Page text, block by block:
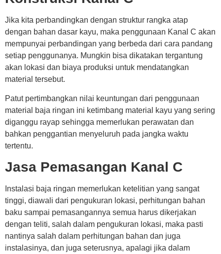
Jika kita perbandingkan dengan struktur rangka atap
dengan bahan dasar kayu, maka penggunaan Kanal C akan
mempunyai perbandingan yang berbeda dari cara pandang
setiap penggunanya. Mungkin bisa dikatakan tergantung
akan lokasi dan biaya produksi untuk mendatangkan
material tersebut.
Patut pertimbangkan nilai keuntungan dari penggunaan
material baja ringan ini ketimbang material kayu yang sering
diganggu rayap sehingga memerlukan perawatan dan
bahkan penggantian menyeluruh pada jangka waktu
tertentu.
Jasa Pemasangan Kanal C
Instalasi baja ringan memerlukan ketelitian yang sangat
tinggi, diawali dari pengukuran lokasi, perhitungan bahan
baku sampai pemasangannya semua harus dikerjakan
dengan teliti, salah dalam pengukuran lokasi, maka pasti
nantinya salah dalam perhitungan bahan dan juga
instalasinya, dan juga seterusnya, apalagi jika dalam